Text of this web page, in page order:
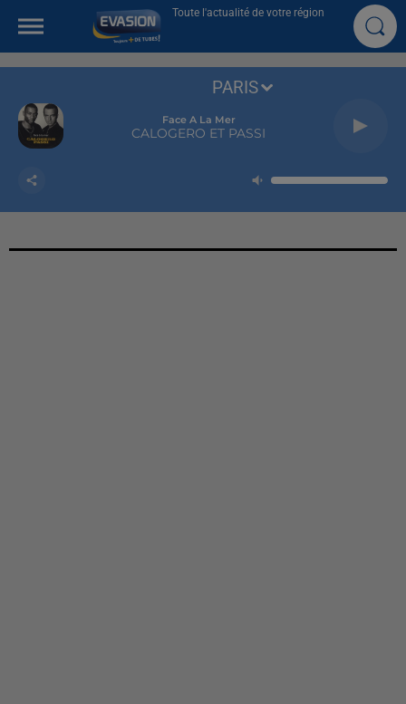
Toute l'actualité de votre région
Face A La Mer
CALOGERO ET PASSI
PARIS